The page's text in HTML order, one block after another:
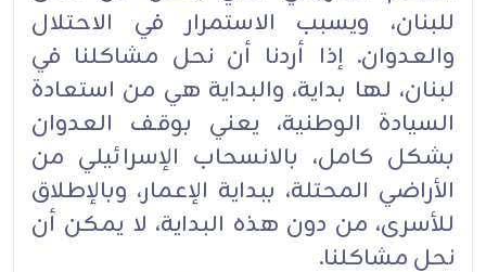
للبنان، ويسبب الاستمرار في الاحتلال
والعدوان. إذا أردنا أن نحل مشاكلنا ‏في
لبنان، لها بداية، والبداية هي من استعادة
السيادة الوطنية، يعني بوقف العدوان
بشكل كامل، بالانسحاب الإسرائيلي ‏من
الأراضي المحتلة، ببداية الإعمار، وبالإطلاق
للأسرى، من دون هذه البداية، لا يمكن أن
نحل مشاكلنا‎.‎